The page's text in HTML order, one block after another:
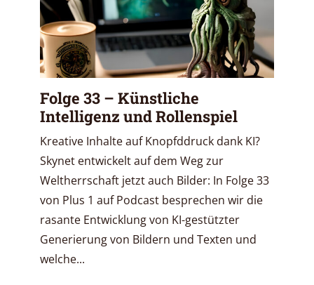
Folge 33 – Künstliche
Intelligenz und Rollenspiel
Kreative Inhalte auf Knopfddruck dank KI?
Skynet entwickelt auf dem Weg zur
Weltherrschaft jetzt auch Bilder: In Folge 33
von Plus 1 auf Podcast besprechen wir die
rasante Entwicklung von KI-gestützter
Generierung von Bildern und Texten und
welche...